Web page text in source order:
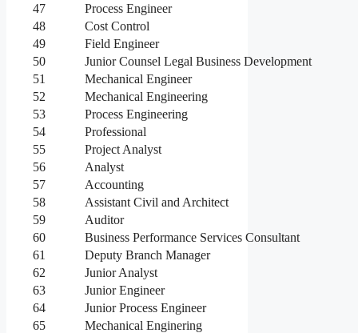
47
Process Engineer
48
Cost Control
49
Field Engineer
50
Junior Counsel Legal Business Development
51
Mechanical Engineer
52
Mechanical Engineering
53
Process Engineering
54
Professional
55
Project Analyst
56
Analyst
57
Accounting
58
Assistant Civil and Architect
59
Auditor
60
Business Performance Services Consultant
61
Deputy Branch Manager
62
Junior Analyst
63
Junior Engineer
64
Junior Process Engineer
65
Mechanical Enginering